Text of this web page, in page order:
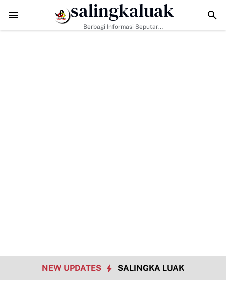
Kapolres Payakumbuh Bahas Penguatan Kerjasama
salingkaluak
Berbagi Informasi Seputar
NEW UPDATES SALINGKA LUAK